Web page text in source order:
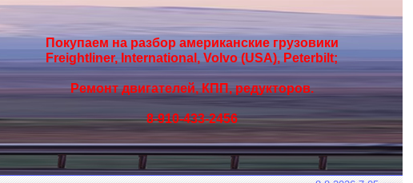
Покупаем на разбор американские грузовики
Freightliner, International, Volvo (USA), Peterbilt;
Ремонт двигателей, КПП, редукторов.
8-910-433-2456